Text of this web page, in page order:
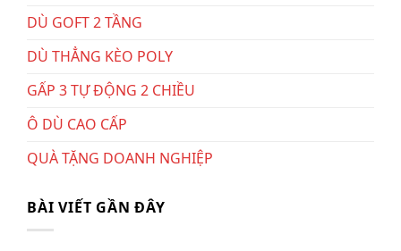
DÙ GOFT 2 TẦNG
DÙ THẲNG KÈO POLY
GẤP 3 TỰ ĐỘNG 2 CHIỀU
Ô DÙ CAO CẤP
QUÀ TẶNG DOANH NGHIỆP
BÀI VIẾT GẦN ĐÂY